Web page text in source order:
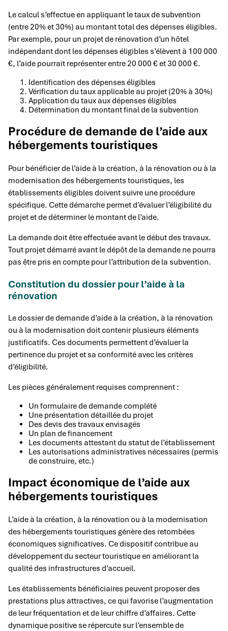
Le calcul s’effectue en appliquant le taux de subvention
(entre 20% et 30%) au montant total des dépenses éligibles.
Par exemple, pour un projet de rénovation d’un hôtel
indépendant dont les dépenses éligibles s’élèvent à 100 000
€, l’aide pourrait représenter entre 20 000 € et 30 000 €.
Identification des dépenses éligibles
Vérification du taux applicable au projet (20% à 30%)
Application du taux aux dépenses éligibles
Détermination du montant final de la subvention
Procédure de demande de l’aide aux
hébergements touristiques
Pour bénéficier de l’aide à la création, à la rénovation ou à la
modernisation des hébergements touristiques, les
établissements éligibles doivent suivre une procédure
spécifique. Cette démarche permet d’évaluer l’éligibilité du
projet et de déterminer le montant de l’aide.
La demande doit être effectuée avant le début des travaux.
Tout projet démarré avant le dépôt de la demande ne pourra
pas être pris en compte pour l’attribution de la subvention.
Constitution du dossier pour l’aide à la
rénovation
Le dossier de demande d’aide à la création, à la rénovation
ou à la modernisation doit contenir plusieurs éléments
justificatifs. Ces documents permettent d’évaluer la
pertinence du projet et sa conformité avec les critères
d’éligibilité.
Les pièces généralement requises comprennent :
Un formulaire de demande complété
Une présentation détaillée du projet
Des devis des travaux envisagés
Un plan de financement
Les documents attestant du statut de l’établissement
Les autorisations administratives nécessaires (permis
de construire, etc.)
Impact économique de l’aide aux
hébergements touristiques
L’aide à la création, à la rénovation ou à la modernisation
des hébergements touristiques génère des retombées
économiques significatives. Ce dispositif contribue au
développement du secteur touristique en améliorant la
qualité des infrastructures d’accueil.
Les établissements bénéficiaires peuvent proposer des
prestations plus attractives, ce qui favorise l’augmentation
de leur fréquentation et de leur chiffre d’affaires. Cette
dynamique positive se répercute sur l’ensemble de